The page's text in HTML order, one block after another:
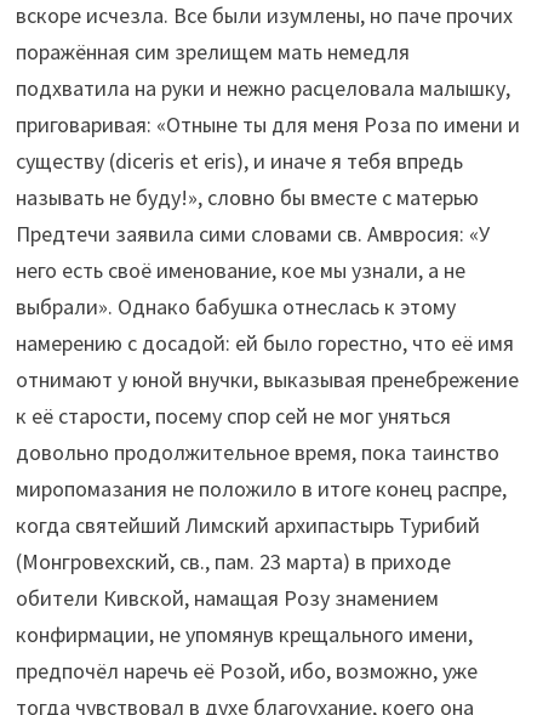
вскоре исчезла. Все были изумлены, но паче прочих
поражённая сим зрелищем мать немедля
подхватила на руки и нежно расцеловала малышку,
приговаривая: «Отныне ты для меня Роза по имени и
существу (diceris et eris), и иначе я тебя впредь
называть не буду!», словно бы вместе с матерью
Предтечи заявила сими словами св. Амвросия: «У
него есть своё именование, кое мы узнали, а не
выбрали». Однако бабушка отнеслась к этому
намерению с досадой: ей было горестно, что её имя
отнимают у юной внучки, выказывая пренебрежение
к её старости, посему спор сей не мог уняться
довольно продолжительное время, пока таинство
миропомазания не положило в итоге конец распре,
когда святейший Лимский архипастырь Турибий
(Монгровехский, св., пам. 23 марта) в приходе
обители Кивской, намащая Розу знамением
конфирмации, не упомянув крещального имени,
предпочёл наречь её Розой, ибо, возможно, уже
тогда чувствовал в духе благоухание, коего она